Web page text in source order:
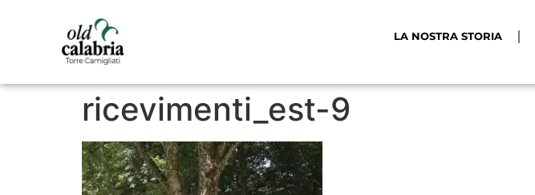
LA NOSTRA STORIA
ricevimenti_est-9